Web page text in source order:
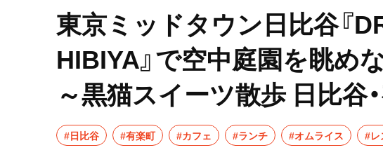
東京ミッドタウン日比谷『
HIBIYA』で空中庭園を眺め
～黒猫スイーツ散歩 日比谷
#日比谷 #有楽町 #カフェ #ランチ #オムライス #レ